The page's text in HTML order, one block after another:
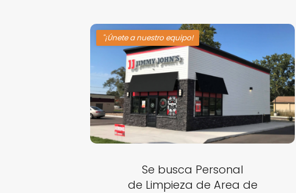
"¡Únete a nuestro equipo!
Se busca Personal
de Limpieza de Area de